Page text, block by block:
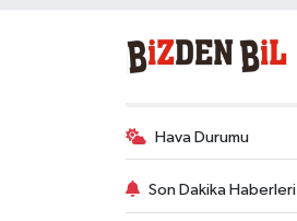
Hava Durumu
Son Dakika Haberleri